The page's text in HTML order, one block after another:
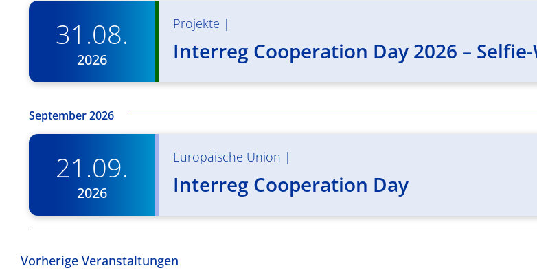
31.08.
2026
Projekte |
Interreg Cooperation Day 2026 –
September 2026
21.09.
2026
Europäische Union |
Interreg Cooperation Day
VorherigeVeranstaltungen